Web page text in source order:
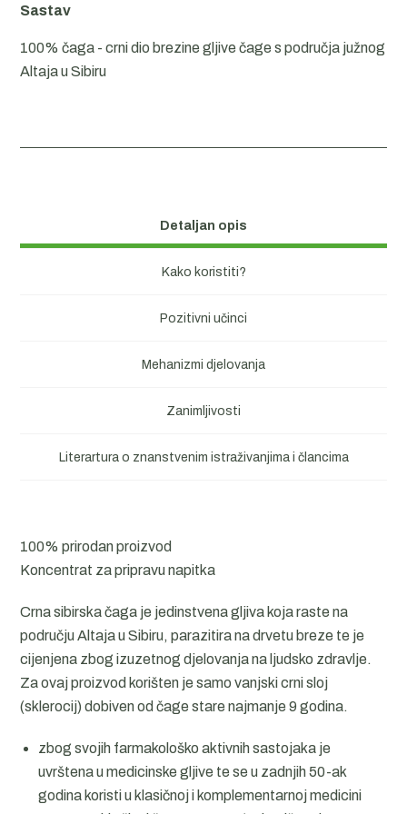
Sastav
100% čaga - crni dio brezine gljive čage s područja južnog
Altaja u Sibiru
Detaljan opis
Kako koristiti?
Pozitivni učinci
Mehanizmi djelovanja
Zanimljivosti
Literartura o znanstvenim istraživanjima i člancima
100% prirodan proizvod
Koncentrat za pripravu napitka
Crna sibirska čaga je jedinstvena gljiva koja raste na
području Altaja u Sibiru, parazitira na drvetu breze te je
cijenjena zbog izuzetnog djelovanja na ljudsko zdravlje.
Za ovaj proizvod korišten je samo vanjski crni sloj
(sklerocij) dobiven od čage stare najmanje 9 godina.
zbog svojih farmakološko aktivnih sastojaka je
uvrštena u medicinske gljive te se u zadnjih 50-ak
godina koristi u klasičnoj i komplementarnoj medicini